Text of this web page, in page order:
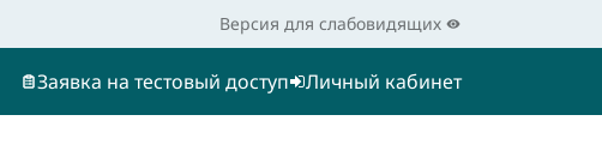
Версия для слабовидящих
Заявка на тестовый доступ Личный кабинет